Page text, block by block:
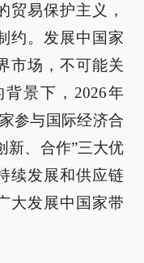
贸易保护主义，
约。发展中国家
市场，不可能关
景下，2026年
参与国际经济合
新、合作”三大优
续发展和供应链
大发展中国家带